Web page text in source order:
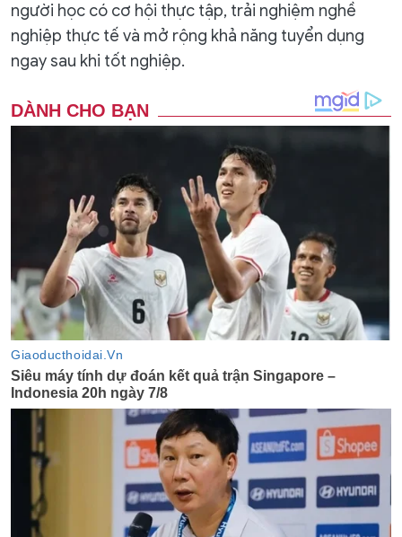
người học có cơ hội thực tập, trải nghiệm nghề
nghiệp thực tế và mở rộng khả năng tuyển dụng
ngay sau khi tốt nghiệp.